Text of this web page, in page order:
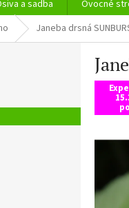
a sadba Ovocné
Janeba drsná